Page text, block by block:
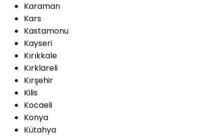
Karaman
Kars
Kastamonu
Kayseri
Kırıkkale
Kırklareli
Kırşehir
Kilis
Kocaeli
Konya
Kütahya